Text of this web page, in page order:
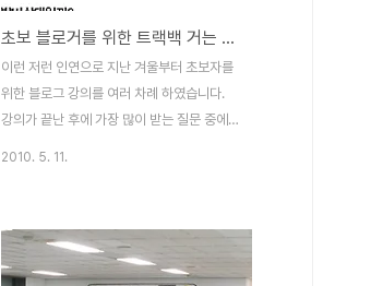
10답을 'view 애드박스에 내가 나온다면?'
이벤트에 동시에 응모해봅니다. 1. 언제 블로
그를 시작하셨나요? 2008년 9월 6일에 블
로그를 시작하였습니다. 그 전에도 다음과 네
이..
초보 블로거를 위한 트랙백 거는 방법
이런 저런 인연으로 지난 겨울부터 초보자를
위한 블로그 강의를 여러 차례 하였습니다.
강의가 끝난 후에 가장 많이 받는 질문 중에
글을 알려주기 위해 트랙백 핑(TrackBack
Ping)을 사용한다. 핑이란 어떤 한 웹 서버에
2010. 5. 11.